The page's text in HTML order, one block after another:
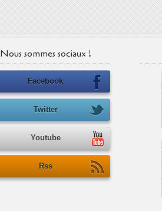
Nous sommes sociaux !
Facebook
Twitter
Youtube
Rss